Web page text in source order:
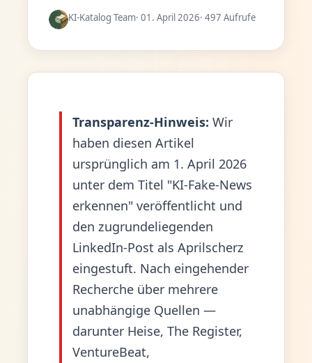
KI-Katalog Team· 01. April 2026· 497 Aufrufe
Transparenz-Hinweis: Wir
haben diesen Artikel
ursprünglich am 1. April 2026
unter dem Titel "KI-Fake-News
erkennen" veröffentlicht und
den zugrundeliegenden
LinkedIn-Post als Aprilscherz
eingestuft. Nach eingehender
Recherche über mehrere
unabhängige Quellen —
darunter Heise, The Register,
VentureBeat,